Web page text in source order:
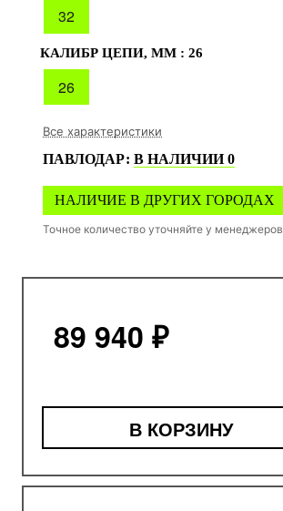
32
КАЛИБР ЦЕПИ, ММ : 26
26
Все характеристики
ПАВЛОДАР: В НАЛИЧИИ0
НАЛИЧИЕ В ДРУГИХ ГОРОДАХ
Точное количество уточняйте у менеджеров
89 940 ₽
В КОРЗИНУ